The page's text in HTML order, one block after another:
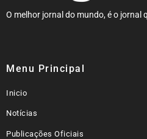
O melhor jornal do mundo, é o jornal
Menu Principal
Inicio
Notícias
Publicações Oficiais